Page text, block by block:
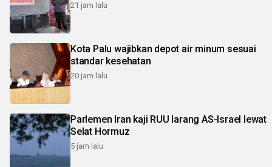
21 jam lalu
Kota Palu wajibkan depot air minum sesuai
standar kesehatan
20 jam lalu
Parlemen Iran kaji RUU larang AS-Israel lewat
Selat Hormuz
5 jam lalu